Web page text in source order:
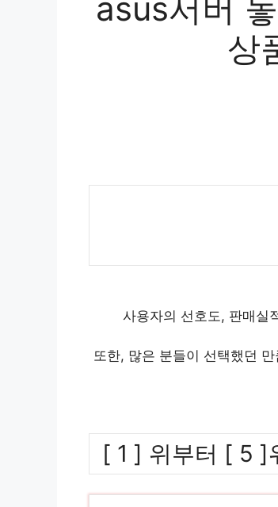
asus서버
상
사용자의 선호도, 판매실
또한, 많은 분들이 선택했던
[ 1 ] 위부터 [ 5 ]